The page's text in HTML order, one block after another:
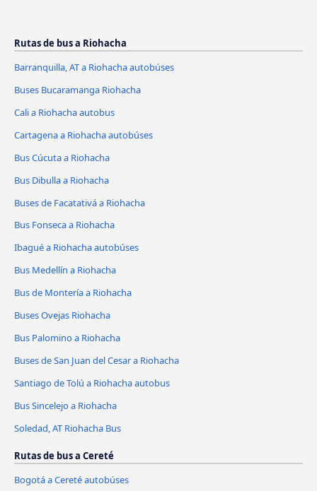
Rutas de bus a Riohacha
Barranquilla, AT a Riohacha autobúses
Buses Bucaramanga Riohacha
Cali a Riohacha autobus
Cartagena a Riohacha autobúses
Bus Cúcuta a Riohacha
Bus Dibulla a Riohacha
Buses de Facatativá a Riohacha
Bus Fonseca a Riohacha
Ibagué a Riohacha autobúses
Bus Medellín a Riohacha
Bus de Montería a Riohacha
Buses Ovejas Riohacha
Bus Palomino a Riohacha
Buses de San Juan del Cesar a Riohacha
Santiago de Tolú a Riohacha autobus
Bus Sincelejo a Riohacha
Soledad, AT Riohacha Bus
Rutas de bus a Cereté
Bogotá a Cereté autobúses